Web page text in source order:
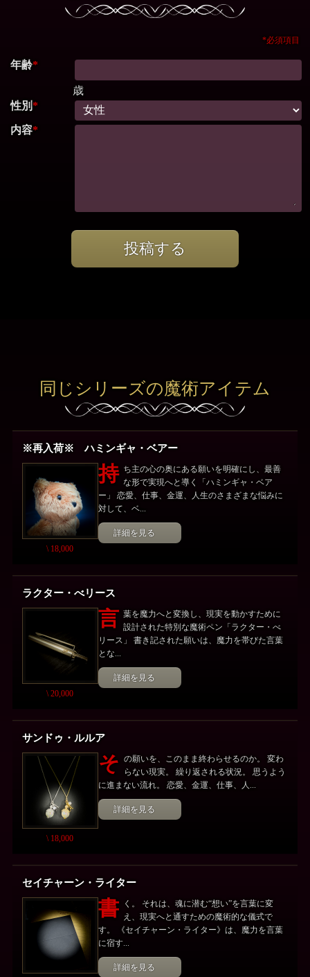
*必須項目
年齢*
歳
性別*
内容*
投稿する
同じシリーズの魔術アイテム
※再入荷※ ハミンギャ・ベアー
\ 18,000
持 ち主の心の奥にある願いを明確にし、最善
な形で実現へと導く「ハミンギャ・ベア
ー」 恋愛、仕事、金運、人生のさまざまな悩みに
対して、ベ...
詳細を見る
ラクター・べリース
\ 20,000
言 葉を魔力へと変換し、現実を動かすために
設計された特別な魔術ペン「ラクター・べ
リース」 書き記された願いは、魔力を帯びた言葉
とな...
詳細を見る
サンドゥ・ルルア
\ 18,000
そ の願いを、このまま終わらせるのか。 変わ
らない現実。 繰り返される状況。 思うよう
に進まない流れ。 恋愛、金運、仕事、人...
詳細を見る
セイチャーン・ライター
書
く。 それは、魂に潜む“想い”を言葉に変
え、現実へと通すための魔術的な儀式で
す。 《セイチャーン・ライター》は、魔力を言葉
に宿す...
詳細を見る